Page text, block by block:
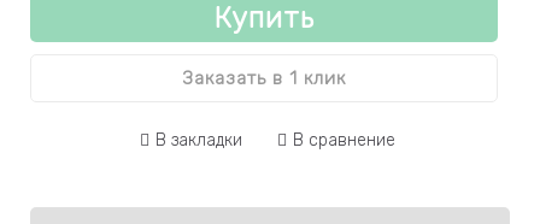
Купить
Заказать в 1 клик
В закладки В сравнение